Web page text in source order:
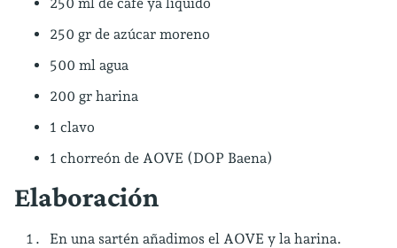
250 gr de azúcar moreno
500 ml agua
200 gr harina
1 clavo
1 chorreón de AOVE (DOP Baena)
Elaboración
En una sartén añadimos el AOVE y la harina.